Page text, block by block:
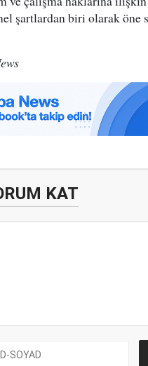
şartlardan biri olarak öne
KAT